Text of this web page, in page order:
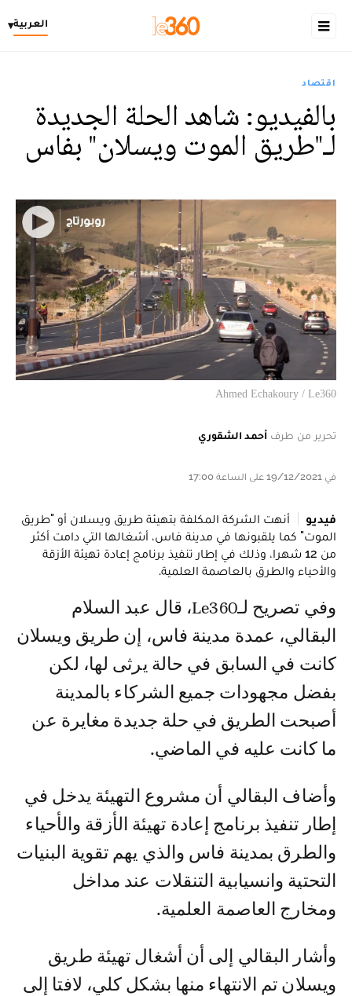
العربية▾
اقتصاد
بالفيديو: شاهد الحلة الجديدة
لـ"طريق الموت ويسلان" بفاس
Ahmed Echakoury / Le360
تحرير من طرف أحمد الشقوري
في 19/12/2021 على الساعة 17:00
فيديو
أنهت الشركة المكلفة بتهيئة طريق ويسلان أو "طريق
الموت" كما يلقبونها في مدينة فاس، أشغالها التي دامت أكثر
من 12 شهرا، وذلك في إطار تنفيذ برنامج إعادة تهيئة الأزقة
والأحياء والطرق بالعاصمة العلمية.
وفي تصريح لـLe360، قال عبد السلام
البقالي، عمدة مدينة فاس، إن طريق ويسلان
كانت في السابق في حالة يرثى لها، لكن
بفضل مجهودات جميع الشركاء بالمدينة
أصبحت الطريق في حلة جديدة مغايرة عن
ما كانت عليه في الماضي.
وأضاف البقالي أن مشروع التهيئة يدخل في
إطار تنفيذ برنامج إعادة تهيئة الأزقة والأحياء
والطرق بمدينة فاس والذي يهم تقوية البنيات
التحتية وانسيابية التنقلات عند مداخل
ومخارج العاصمة العلمية.
وأشار البقالي إلى أن أشغال تهيئة طريق
ويسلان تم الانتهاء منها بشكل كلي، لافتا إلى